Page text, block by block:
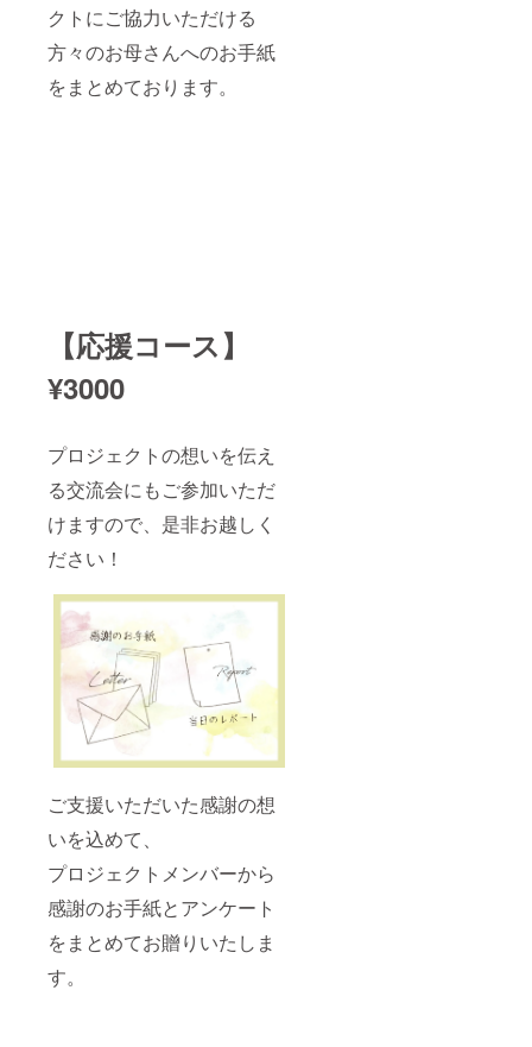
クトにご協力いただける
方々のお母さんへのお手紙
をまとめております。
【応援コース】
¥3000
プロジェクトの想いを伝え
る交流会にもご参加いただ
けますので、是非お越しく
ださい！
ご支援いただいた感謝の想
いを込めて、
プロジェクトメンバーから
感謝のお手紙とアンケート
をまとめてお贈りいたしま
す。